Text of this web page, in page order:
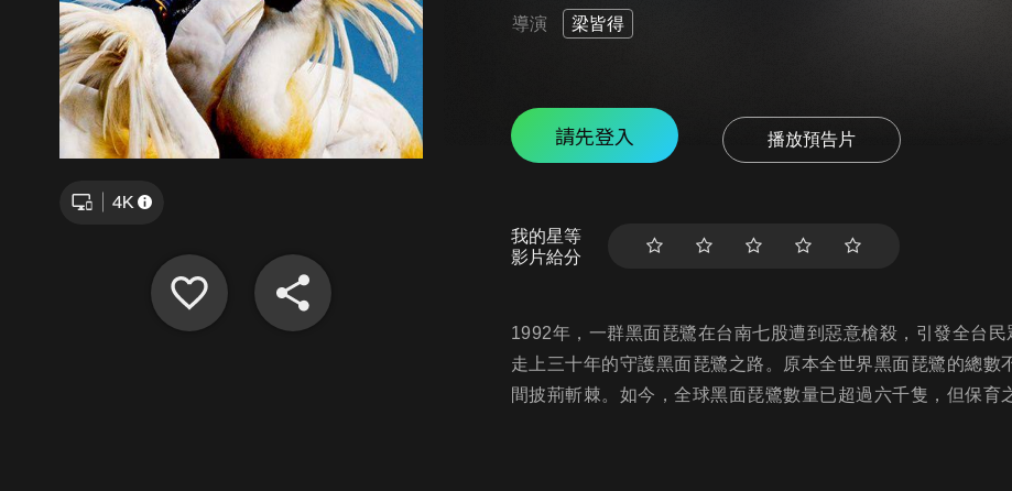
導演 梁皆得
請先登入 播放預告片
我的星等
影片給分
1992年，一群黑面琵鷺在台南七股遭到惡意槍殺，引發全台
走上三十年的守護黑面琵鷺之路。原本全世界黑面琵鷺的總
間披荊斬棘。如今，全球黑面琵鷺數量已超過六千隻，但保育